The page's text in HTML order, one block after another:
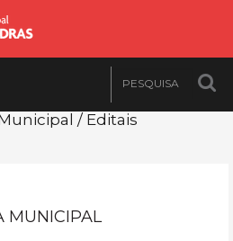
/ Editais
MUNICIPAL